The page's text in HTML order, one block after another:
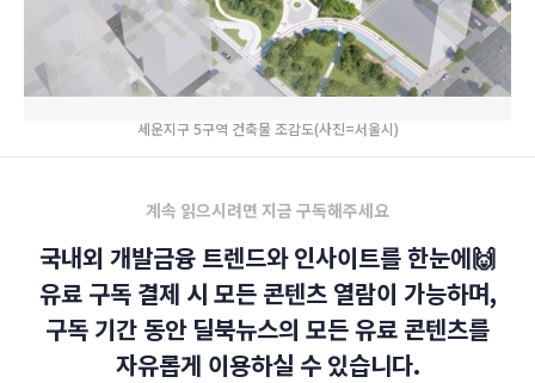
세운지구 5구역 건축물 조감도(사진=서울시)
계속 읽으시려면 지금 구독해주세요
국내외 개발금융 트렌드와 인사이트를 한눈에🙌
유료 구독 결제 시 모든 콘텐츠 열람이 가능하며,
구독 기간 동안 딜북뉴스의 모든 유료 콘텐츠를
자유롭게 이용하실 수 있습니다.